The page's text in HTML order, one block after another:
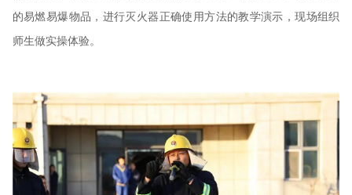
的易燃易爆物品，进行灭火器正确使用方法的教学演示，现场组织
师生做实操体验。